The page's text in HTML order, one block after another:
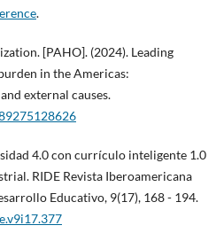
.
[PAHO]. (2024). Leading
in the Americas:
external causes.
4.0 con currículo inteligente 1.0
RIDE Revista Iberoamericana
Educativo, 9(17), 168 - 194.